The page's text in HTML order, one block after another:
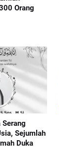
Orang
Serang
Sejumlah
Duka